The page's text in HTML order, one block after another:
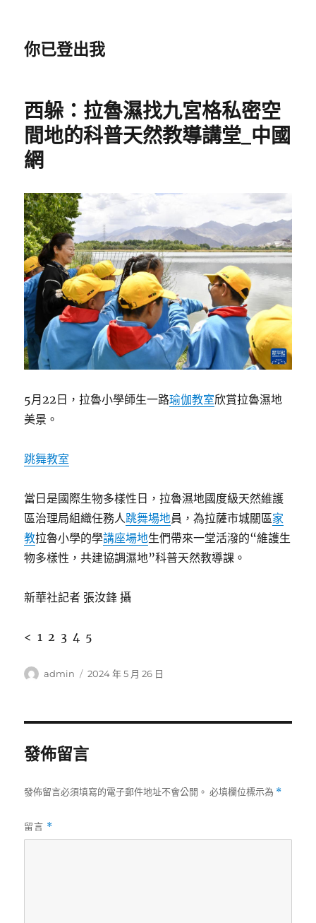
你已登出我
西躲：拉魯濕找九宮格私密空
間地的科普天然教導講堂_中國
網
5月22日，拉魯小學師生一路瑜伽教室欣賞拉魯濕地
美景。
跳舞教室
當日是國際生物多樣性日，拉魯濕地國度級天然維護
區治理局組織任務人跳舞場地員，為拉薩市城關區家
教拉魯小學的學講座場地生們帶來一堂活潑的“維護生
物多樣性，共建協調濕地”科普天然教導課。
新華社記者 張汝鋒 攝
< 1 2 3 4 5
作
admin
發
2024 年 5 月 26 日
發佈留言
發佈留言必須填寫的電子郵件地址不會公開。 必填欄位標示為 *
留言 *